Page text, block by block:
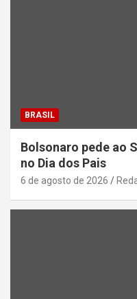
BRASIL
Bolsonaro pede ao
no Dia dos Pais
6 de agosto de 2026